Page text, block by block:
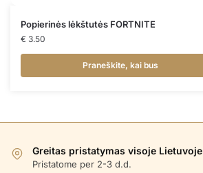
Popierinės lėkštutės FORTNITE
€ 3.50
Praneškite, kai bus
Greitas pristatymas visoje Lietuvoje
Pristatome per 2-3 d.d.